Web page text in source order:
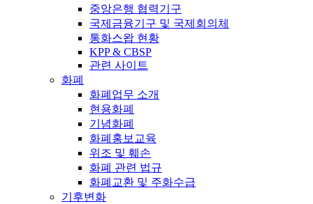
중앙은행 협력기구
국제금융기구 및 국제회의체
통화스왑 현황
KPP & CBSP
관련 사이트
화폐
화폐업무 소개
현용화폐
기념화폐
화폐홍보교육
위조 및 훼손
화폐 관련 법규
화폐교환 및 주화수급
기후변화